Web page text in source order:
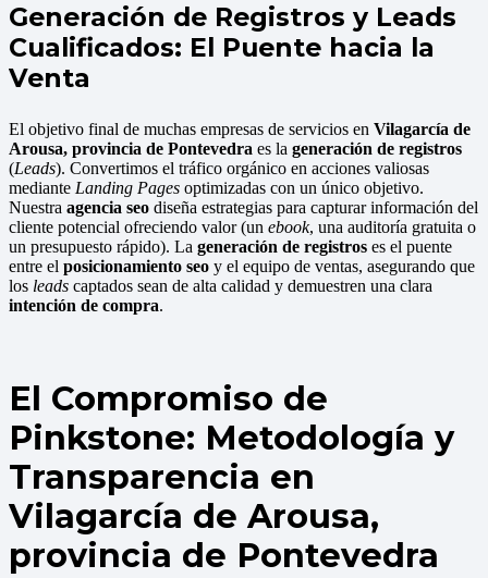
Generación de Registros y Leads
Cualificados: El Puente hacia la
Venta
El objetivo final de muchas empresas de servicios en Vilagarcía de
Arousa, provincia de Pontevedra es la generación de registros
(Leads). Convertimos el tráfico orgánico en acciones valiosas
mediante Landing Pages optimizadas con un único objetivo.
Nuestra agencia seo diseña estrategias para capturar información del
cliente potencial ofreciendo valor (un ebook, una auditoría gratuita o
un presupuesto rápido). La generación de registros es el puente
entre el posicionamiento seo y el equipo de ventas, asegurando que
los leads captados sean de alta calidad y demuestren una clara
intención de compra.
El Compromiso de
Pinkstone: Metodología y
Transparencia en
Vilagarcía de Arousa,
provincia de Pontevedra